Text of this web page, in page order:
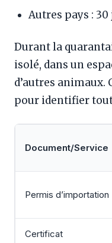
Autres pays :
Durant la
isolé, dans un
d’autres animaux.
pour identifier
Document/Service
Permis d’importation
Certificat